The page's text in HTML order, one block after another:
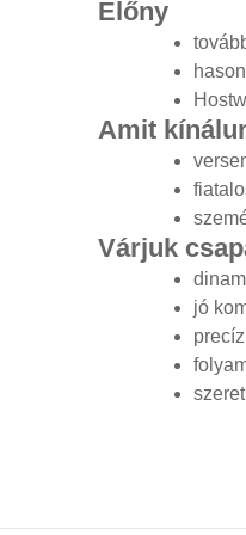
Előny
Amit
Várjuk
jó